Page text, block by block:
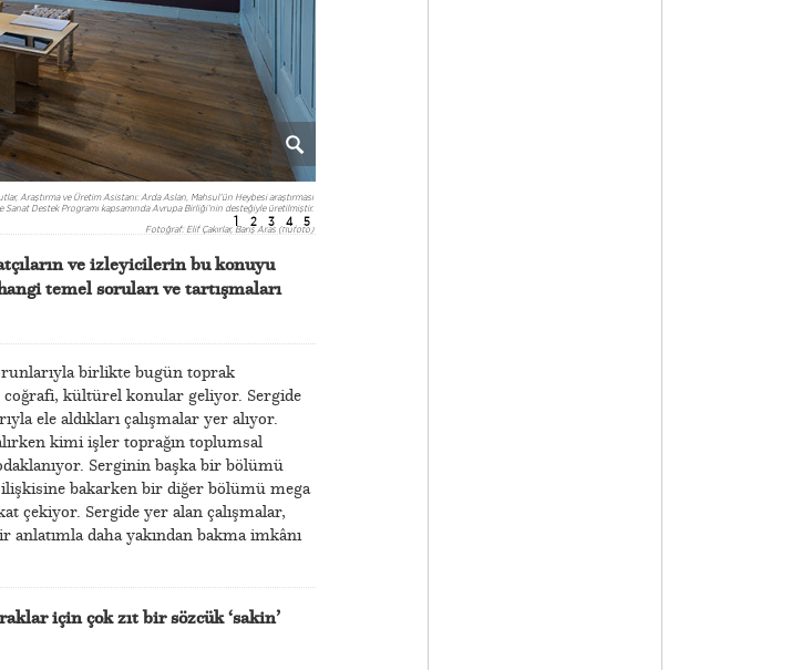
1 2 3 4 5
Araştırma ve Üretim Asistanı: Arda Aslan, Mahsul’ün Heybesi araştırması
Sanat Destek Programı kapsamında Avrupa Birliği’nin desteğiyle üretilmiştir.
Fotoğraf: Elif Çakırlar, Barış Aras (flufoto)
ve izleyicilerin bu konuyu
temel soruları ve tartışmaları
birlikte bugün toprak
kültürel konular geliyor. Sergide
ele aldıkları çalışmalar yer alıyor.
kimi işler toprağın toplumsal
Serginin başka bir bölümü
bakarken bir diğer bölümü mega
çekiyor. Sergide yer alan çalışmalar,
anlatımla daha yakından bakma imkânı
için çok zıt bir sözcük ‘sakin’